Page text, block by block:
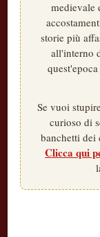
medievale
storie più
all'interno
Se vuoi
curioso di
banchetti dei
Clicca qui